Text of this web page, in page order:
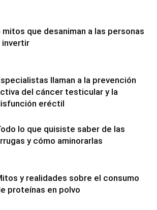
mitos que desaniman a las personas
invertir
llaman a la prevención
del cáncer testicular y la
eréctil
lo que quisiste saber de las
y cómo aminorarlas
y realidades sobre el consumo
proteínas en polvo